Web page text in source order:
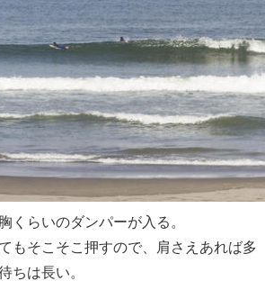
くらいのダンパーが入る。
もそこそこ押すので、肩さえあれば多
ちは長い。